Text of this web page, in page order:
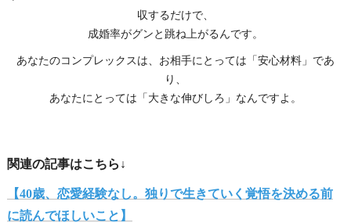
収するだけで、
成婚率がグンと跳ね上がるんです。
あなたのコンプレックスは、お相手にとっては「安心材料」であ
り、
あなたにとっては「大きな伸びしろ」なんですよ。
関連の記事はこちら↓
【40歳、恋愛経験なし。独りで生きていく覚悟を決める前
に読んでほしいこと】